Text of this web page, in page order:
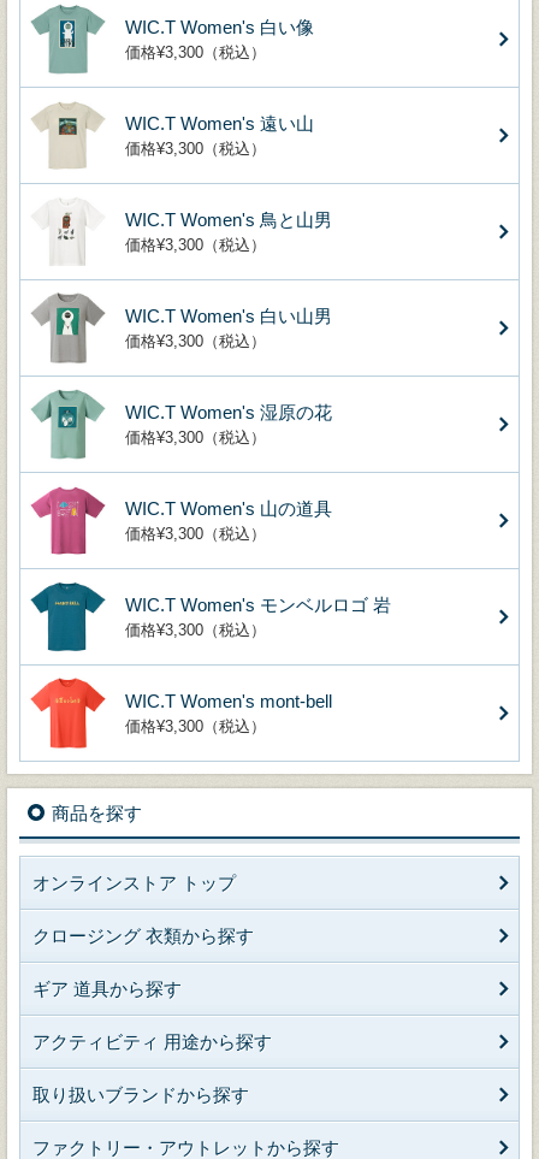
WIC.T Women's 白い像
価格¥3,300（税込）
WIC.T Women's 遠い山
価格¥3,300（税込）
WIC.T Women's 鳥と山男
価格¥3,300（税込）
WIC.T Women's 白い山男
価格¥3,300（税込）
WIC.T Women's 湿原の花
価格¥3,300（税込）
WIC.T Women's 山の道具
価格¥3,300（税込）
WIC.T Women's モンベルロゴ 岩
価格¥3,300（税込）
WIC.T Women's mont-bell
価格¥3,300（税込）
商品を探す
オンラインストア トップ
クロージング 衣類から探す
ギア 道具から探す
アクティビティ 用途から探す
取り扱いブランドから探す
ファクトリー・アウトレットから探す